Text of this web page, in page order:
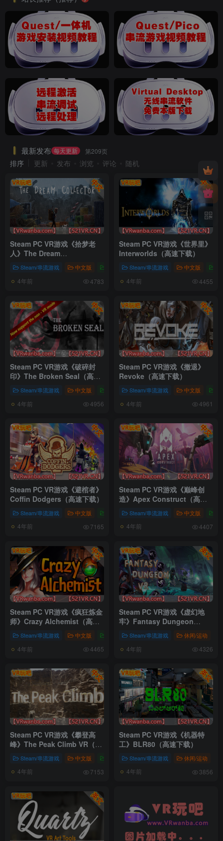
最新发布 每天更新 第209页
排序 更新 发布 浏览 评论 随机
Steam PC VR游戏《拾梦老
人》The Dream
Collector（高速下载）
Steam/串流游戏 中文版 中文版
4年前 4783
Steam PC VR游戏《世界里》
Interworlds（高速下载）
Steam/串流游戏 中文版
4年前 4455
Steam PC VR游戏《破碎封
印》The Broken Seal（高速
下载）Steam/串流游戏 中文版 中文版
4年前 4956
Steam PC VR游戏《撤退》
Revoke（高速下载）
Steam/串流游戏 中文版
4年前 4961
Steam PC VR游戏《避棺者》
Coffin Dodgers（高速下载）
Steam/串流游戏 中文版 中文版
4年前 7165
Steam PC VR游戏《巅峰创
造》Apex Construct（高速
Steam/串流游戏 中文版
4年前 4407
Steam PC VR游戏《疯狂炼金
师》Crazy Alchemist（高速
下载）Steam/串流游戏 中文版 中文版
4年前 4465
Steam PC VR游戏《虚幻地
牢》Fantasy Dungeon
VR（高速下载）
Steam/串流游戏 休闲/运动
4年前 4326
Steam PC VR游戏《攀登高
峰》The Peak Climb VR（高
Steam/串流游戏 中文版 中文版
4年前 7153
Steam PC VR游戏《机器特
工》BLR80（高速下载）
Steam/串流游戏 休闲/运动
4年前 3856